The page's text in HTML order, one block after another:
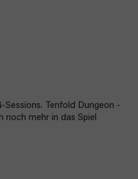
Sessions. Tenfold Dungeon -
noch mehr in das Spiel